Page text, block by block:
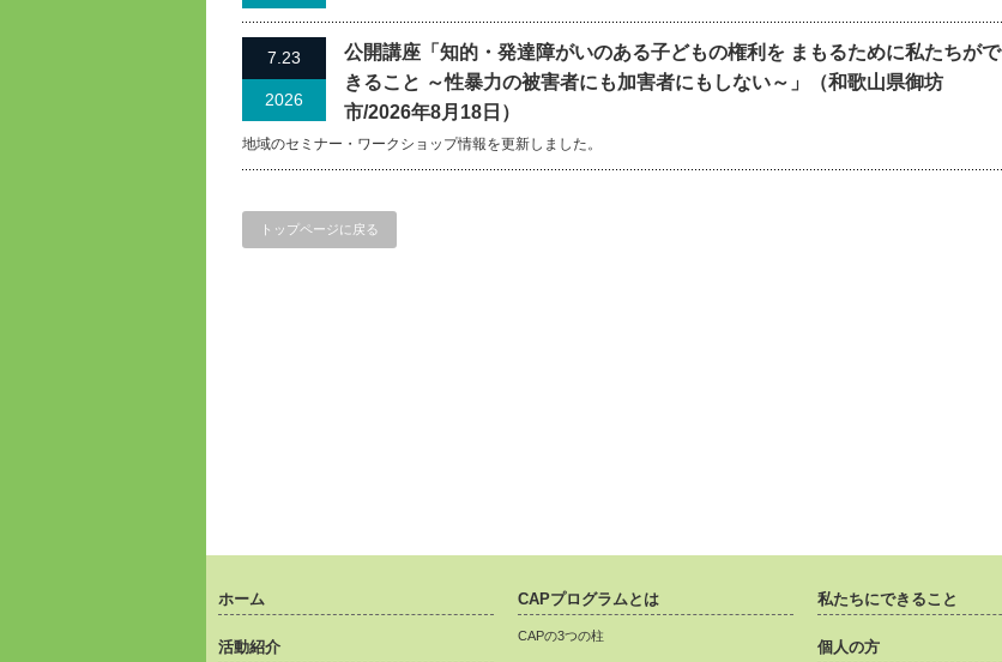
7.23
2026
公開講座「知的・発達障がいのある子どもの権利を まもるために私たちがで
きること ～性暴力の被害者にも加害者にもしない～」（和歌山県御坊
市/2026年8月18日）
地域のセミナー・ワークショップ情報を更新しました。
トップページに戻る
ホーム
活動紹介
CAPプログラムとは
CAPの3つの柱
私たちにできること
個人の方